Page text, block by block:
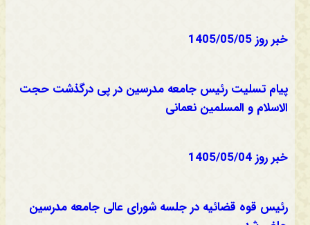
خبر روز 1405/05/05
پیام تسلیت رئیس جامعه مدرسین در پی درگذشت حجت
الاسلام و المسلمین نعمانی
خبر روز 1405/05/04
رئیس قوه قضائیه در جلسه شورای عالی جامعه مدرسین